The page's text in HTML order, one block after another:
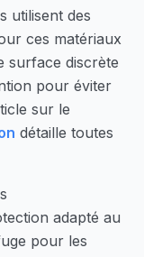
utilisent des
ces matériaux
surface discrète
pour éviter
sur le
détaille toutes
adapté au
pour les